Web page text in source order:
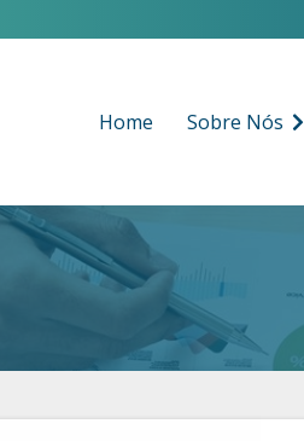
Home Sobre Nós